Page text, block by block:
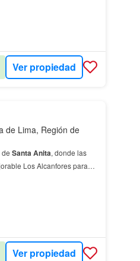
Ver propiedad
de Lima, Región de
SantaAnita, donde las
Los Alcanfores para
Ver propiedad